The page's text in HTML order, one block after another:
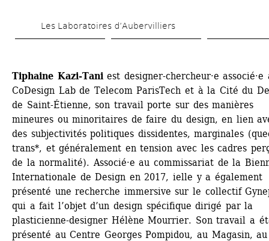
au
Les Laboratoires d’Aubervilliers
Tiphaine Kazi-Taniest designer-chercheur·e associé·e
CoDesign Lab de Telecom ParisTech et à la Cité du
de Saint-Étienne, son travail porte sur des manières
mineures ou minoritaires de faire du design, en lien
des subjectivités politiques dissidentes, marginales
trans*, et généralement en tension avec les cadres
de la normalité). Associé·e au commissariat de la
Internationale de Design en 2017, ielle y a également
présenté une recherche immersive sur le collectif
qui a fait l’objet d’un design spécifique dirigé par la
plasticienne-designer Hélène Mourrier. Son travail a
présenté au Centre Georges Pompidou, au Magasin, au